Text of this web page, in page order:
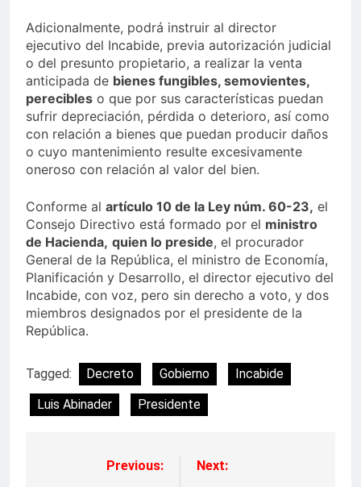
Adicionalmente, podrá instruir al director
ejecutivo del Incabide, previa autorización judicial
o del presunto propietario, a realizar la venta
anticipada de bienes fungibles, semovientes,
perecibles o que por sus características puedan
sufrir depreciación, pérdida o deterioro, así como
con relación a bienes que puedan producir daños
o cuyo mantenimiento resulte excesivamente
oneroso con relación al valor del bien.
Conforme al artículo 10 de la Ley núm. 60-23, el
Consejo Directivo está formado por el ministro
de Hacienda, quien lo preside, el procurador
General de la República, el ministro de Economía,
Planificación y Desarrollo, el director ejecutivo del
Incabide, con voz, pero sin derecho a voto, y dos
miembros designados por el presidente de la
República.
Tagged: Decreto Gobierno
Incabide
Luis Abinader
Presidente
Navegación
Previous:
Next: